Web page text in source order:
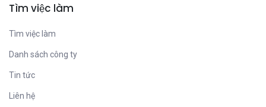
Tìm việc làm
Tìm việc làm
Danh sách công ty
Tin tức
Liên hệ